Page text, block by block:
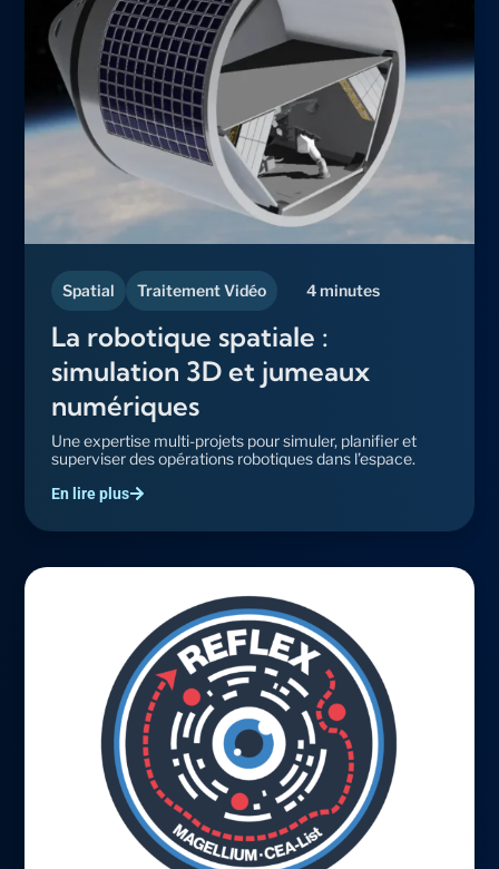
Spatial Traitement Vidéo 4 minutes
La robotique spatiale :
simulation 3D et jumeaux
numériques
Une expertise multi-projets pour simuler, planifier et
superviser des opérations robotiques dans l’espace.
En lire plus